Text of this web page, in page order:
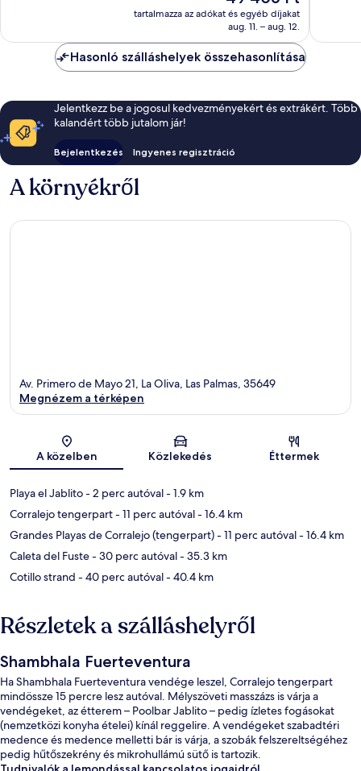
ár
49 406 Ft
tartalmazza az adókat és egyéb díjakat
aug. 11. – aug. 12.
Hasonló szálláshelyek összehasonlítása
Jelentkezz be a jogosul kedvezményekért és extrákért. Több
kalandért több jutalom jár!
Bejelentkezés Ingyenes regisztráció
A környékről
Térkép
Av. Primero de Mayo 21, La Oliva, Las Palmas, 35649
Megnézem a térképen
A közelben Közlekedés Éttermek
Playa el Jablito- 2 perc autóval- 1.9 km
Corralejo tengerpart- 11 perc autóval- 16.4 km
Grandes Playas de Corralejo (tengerpart)- 11 perc autóval- 16.4 km
Caleta del Fuste- 30 perc autóval- 35.3 km
Cotillo strand - 40 perc autóval- 40.4 km
Részletek a szálláshelyről
Shambhala Fuerteventura
Ha Shambhala Fuerteventura vendége leszel, Corralejo tengerpart
mindössze 15 percre lesz autóval. Mélyszöveti masszázs is várja a
vendégeket, az étterem – Poolbar Jablito – pedig ízletes fogásokat
(nemzetközi konyha ételei) kínál reggelire. A vendégeket szabadtéri
medence és medence melletti bár is várja, a szobák felszereltségéhez
pedig hűtőszekrény és mikrohullámú sütő is tartozik.